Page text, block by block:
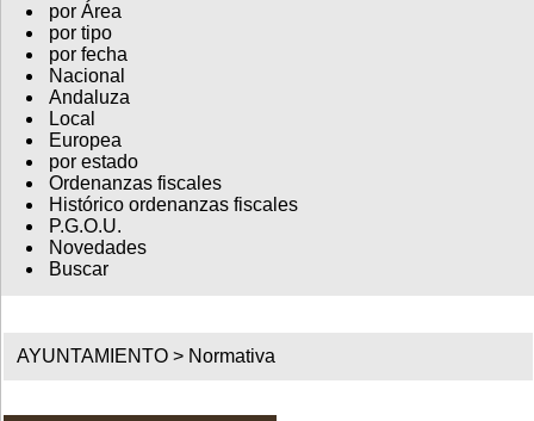
por Área
por tipo
por fecha
Nacional
Andaluza
Local
Europea
por estado
Ordenanzas fiscales
Histórico ordenanzas fiscales
P.G.O.U.
Novedades
Buscar
AYUNTAMIENTO > Normativa